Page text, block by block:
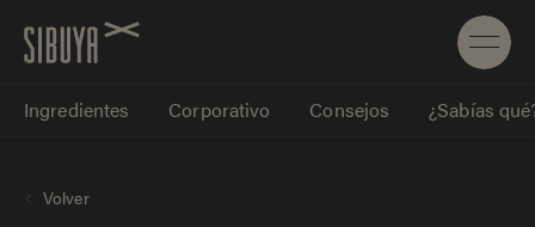
Ingredientes Corporativo Consejos ¿Sabías
Volver